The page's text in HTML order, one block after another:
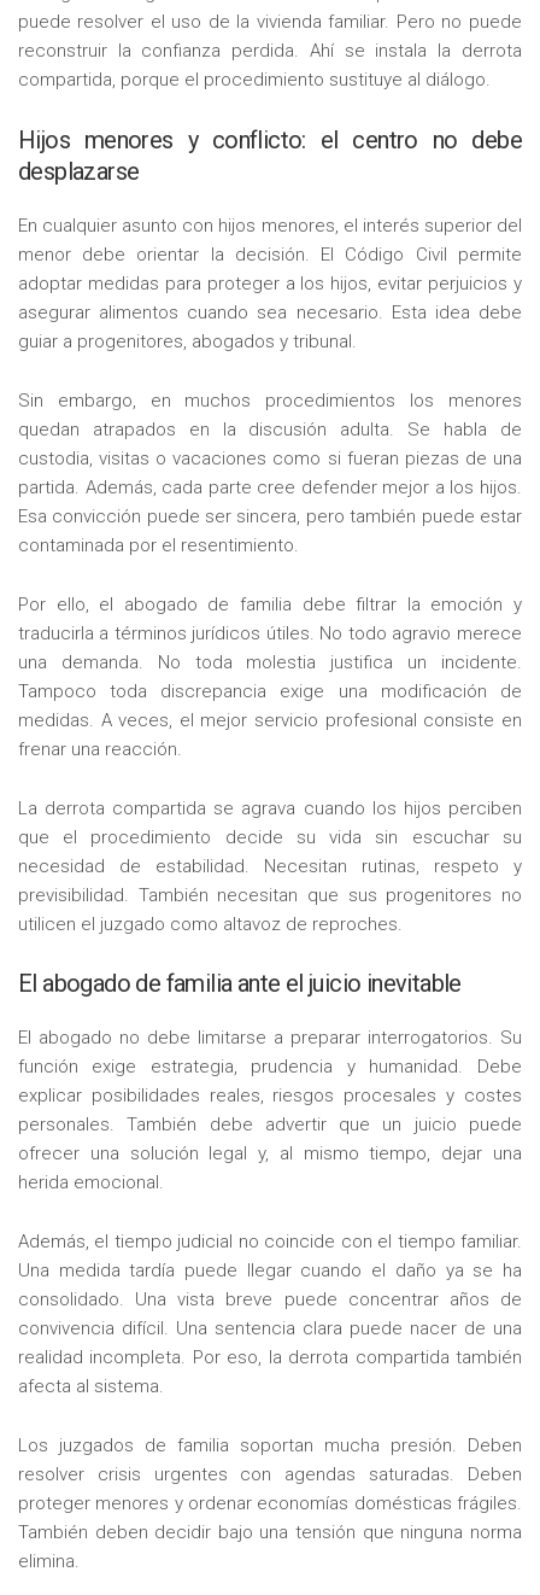
puede resolver el uso de la vivienda familiar. Pero no puede
reconstruir la confianza perdida. Ahí se instala la derrota
compartida, porque el procedimiento sustituye al diálogo.
Hijos menores y conflicto: el centro no debe
desplazarse
En cualquier asunto con hijos menores, el interés superior del
menor debe orientar la decisión. El Código Civil permite
adoptar medidas para proteger a los hijos, evitar perjuicios y
asegurar alimentos cuando sea necesario. Esta idea debe
guiar a progenitores, abogados y tribunal.
Sin embargo, en muchos procedimientos los menores
quedan atrapados en la discusión adulta. Se habla de
custodia, visitas o vacaciones como si fueran piezas de una
partida. Además, cada parte cree defender mejor a los hijos.
Esa convicción puede ser sincera, pero también puede estar
contaminada por el resentimiento.
Por ello, el abogado de familia debe filtrar la emoción y
traducirla a términos jurídicos útiles. No todo agravio merece
una demanda. No toda molestia justifica un incidente.
Tampoco toda discrepancia exige una modificación de
medidas. A veces, el mejor servicio profesional consiste en
frenar una reacción.
La derrota compartida se agrava cuando los hijos perciben
que el procedimiento decide su vida sin escuchar su
necesidad de estabilidad. Necesitan rutinas, respeto y
previsibilidad. También necesitan que sus progenitores no
utilicen el juzgado como altavoz de reproches.
El abogado de familia ante el juicio inevitable
El abogado no debe limitarse a preparar interrogatorios. Su
función exige estrategia, prudencia y humanidad. Debe
explicar posibilidades reales, riesgos procesales y costes
personales. También debe advertir que un juicio puede
ofrecer una solución legal y, al mismo tiempo, dejar una
herida emocional.
Además, el tiempo judicial no coincide con el tiempo familiar.
Una medida tardía puede llegar cuando el daño ya se ha
consolidado. Una vista breve puede concentrar años de
convivencia difícil. Una sentencia clara puede nacer de una
realidad incompleta. Por eso, la derrota compartida también
afecta al sistema.
Los juzgados de familia soportan mucha presión. Deben
resolver crisis urgentes con agendas saturadas. Deben
proteger menores y ordenar economías domésticas frágiles.
También deben decidir bajo una tensión que ninguna norma
elimina.